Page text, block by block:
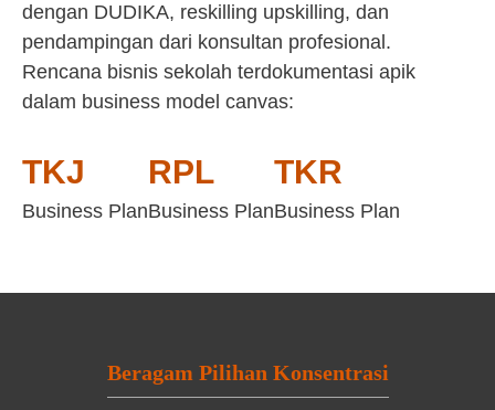
dengan DUDIKA, reskilling upskilling, dan
pendampingan dari konsultan profesional.
Rencana bisnis sekolah terdokumentasi apik
dalam business model canvas:
TKJ
Business Plan
RPL
Business Plan
TKR
Business Plan
Beragam Pilihan Konsentrasi